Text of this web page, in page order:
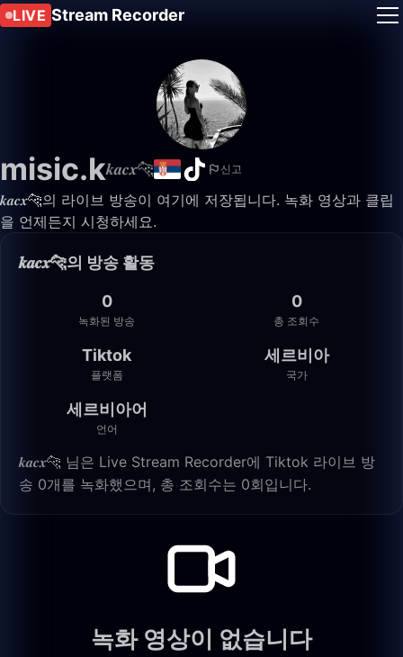
LIVE Stream Recorder
misic.k𝒌𝒂𝒄𝒙🐆 신고
𝒌𝒂𝒄𝒙🐆의 라이브 방송이 여기에 저장됩니다. 녹화 영상과 클립
을 언제든지 시청하세요.
𝒌𝒂𝒄𝒙🐆의 방송 활동
0
녹화된 방송
0
총 조회수
Tiktok
플랫폼
세르비아
국가
세르비아어
언어
𝒌𝒂𝒄𝒙🐆 님은 Live Stream Recorder에 Tiktok 라이브 방
송 0개를 녹화했으며, 총 조회수는 0회입니다.
녹화 영상이 없습니다